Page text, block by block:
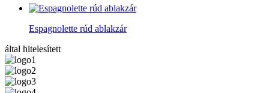
Espagnolette rúd ablakzár
által hitelesített